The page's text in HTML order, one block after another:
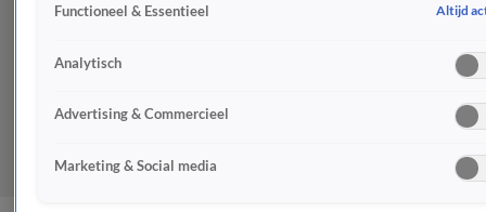
Functioneel & Essentieel Altijd
Analytisch
Advertising & Commercieel
Marketing & Social media